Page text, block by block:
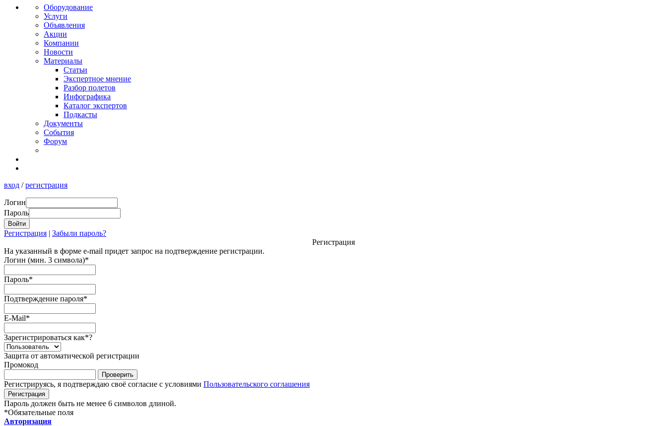
Оборудование
Услуги
Объявления
Акции
Компании
Новости
Материалы
Статьи
Экспертное мнение
Разбор полетов
Инфографика
Каталог экспертов
Подкасты
Документы
События
Форум
вход /регистрация
Логин
Пароль
Регистрация | Забыли пароль?
Регистрация
На указанный в форме e-mail придет запрос на подтверждение регистрации.
Логин (мин. 3 символа)*
Пароль*
Подтверждение пароля*
E-Mail*
Зарегистрироваться как*?
Защита от автоматической регистрации
Промокод
Регистрируясь, я подтверждаю своё согласие с условиями Пользовательского соглашения
Пароль должен быть не менее 6 символов длиной.
*Обязательные поля
Авторизация